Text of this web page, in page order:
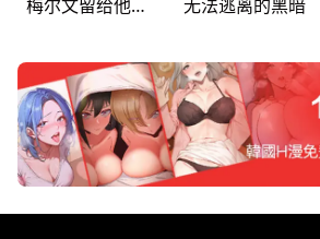
梅尔文留给他们的东西 无法逃离的黑暗